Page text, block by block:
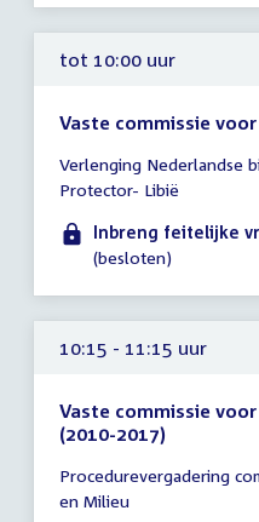
16:00
uur
tot 10:00 uur
Vaste commissie
vergadering
tot
10:00
uur
Verlenging Nederlandse
Protector- Libië
Inbreng feitelijke
(besloten)
10:15 - 11:15 uur
Vaste commissie
(2010-2017)
vergadering
10:15
Procedurevergadering
en Milieu